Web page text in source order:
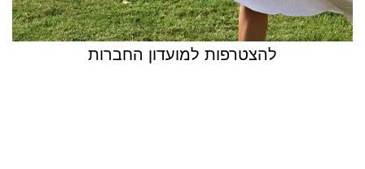
להצטרפות למועדון החברות